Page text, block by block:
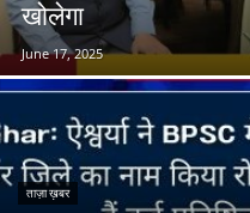
खोलेगा
June 17, 2025
ताज़ा ख़बर